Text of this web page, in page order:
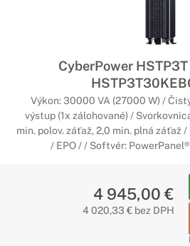
CyberPower
Výkon: 30000 VA (27000 W) /
výstup (1x zálohované) /
min. polov. záťaž, 2,0 min. plná záťaž
/ EPO / / Softvér:
4 945,00 €
4 020,33 € bez DPH